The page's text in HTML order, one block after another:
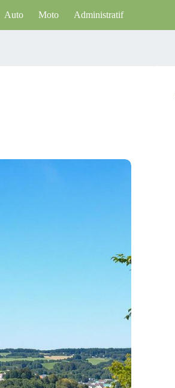
Auto Moto Administratif